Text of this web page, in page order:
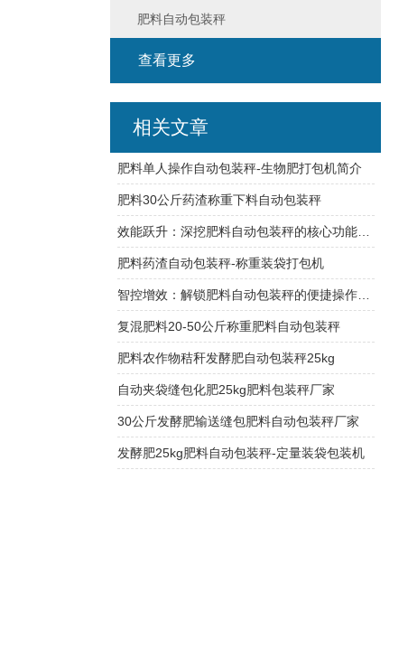
肥料自动包装秤
查看更多
相关文章
肥料单人操作自动包装秤-生物肥打包机简介
肥料30公斤药渣称重下料自动包装秤
效能跃升：深挖肥料自动包装秤的核心功能优势
肥料药渣自动包装秤-称重装袋打包机
智控增效：解锁肥料自动包装秤的便捷操作密码
复混肥料20-50公斤称重肥料自动包装秤
肥料农作物秸秆发酵肥自动包装秤25kg
自动夹袋缝包化肥25kg肥料包装秤厂家
30公斤发酵肥输送缝包肥料自动包装秤厂家
发酵肥25kg肥料自动包装秤-定量装袋包装机